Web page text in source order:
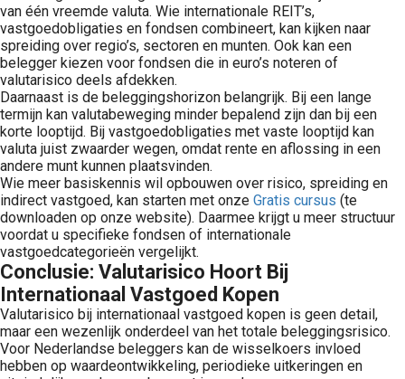
van één vreemde valuta. Wie internationale REIT’s,
vastgoedobligaties en fondsen combineert, kan kijken naar
spreiding over regio’s, sectoren en munten. Ook kan een
belegger kiezen voor fondsen die in euro’s noteren of
valutarisico deels afdekken.
Daarnaast is de beleggingshorizon belangrijk. Bij een lange
termijn kan valutabeweging minder bepalend zijn dan bij een
korte looptijd. Bij vastgoedobligaties met vaste looptijd kan
valuta juist zwaarder wegen, omdat rente en aflossing in een
andere munt kunnen plaatsvinden.
Wie meer basiskennis wil opbouwen over risico, spreiding en
indirect vastgoed, kan starten met onze Gratis cursus (te
downloaden op onze website). Daarmee krijgt u meer structuur
voordat u specifieke fondsen of internationale
vastgoedcategorieën vergelijkt.
Conclusie: Valutarisico Hoort Bij
Internationaal Vastgoed Kopen
Valutarisico bij internationaal vastgoed kopen is geen detail,
maar een wezenlijk onderdeel van het totale beleggingsrisico.
Voor Nederlandse beleggers kan de wisselkoers invloed
hebben op waardeontwikkeling, periodieke uitkeringen en